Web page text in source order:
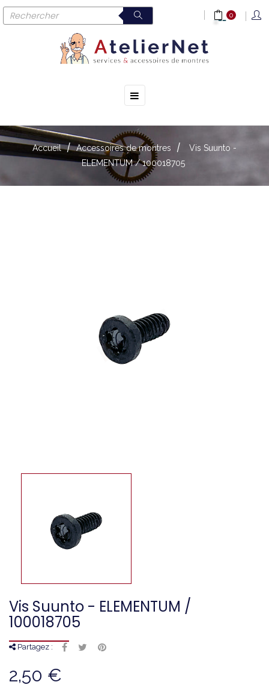
0
Basculer
la
☰
Accueil Accessoires de montres
Vis Suunto -
ELEMENTUM / 100018705
Vis Suunto - ELEMENTUM /
100018705
Partagez :
2,50 €